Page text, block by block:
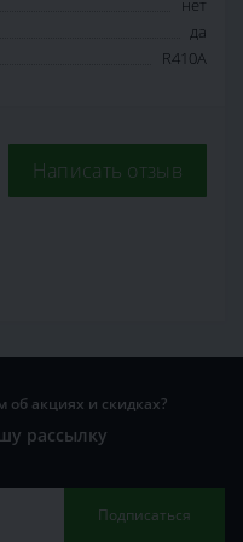
нет
да
R410A
Написать отзыв
об акциях и скидках?
рассылку
Подписаться